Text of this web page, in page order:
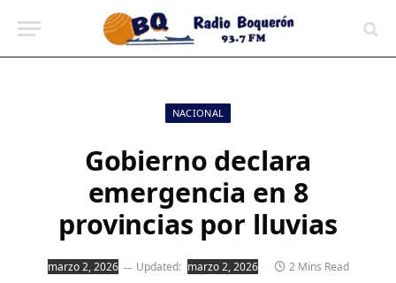
NACIONAL
Gobierno declara
emergencia en 8
provincias por lluvias
marzo 2, 2026 Updated: marzo 2, 2026 2 Mins Read